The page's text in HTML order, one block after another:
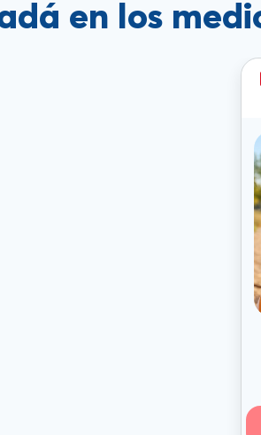
en los